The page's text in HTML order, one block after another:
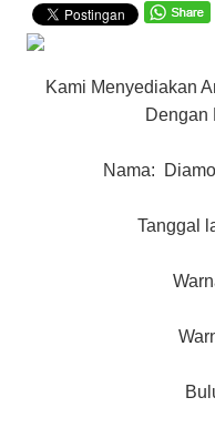
Kami Menyediakan
Dengan
Nama:
Tanggal